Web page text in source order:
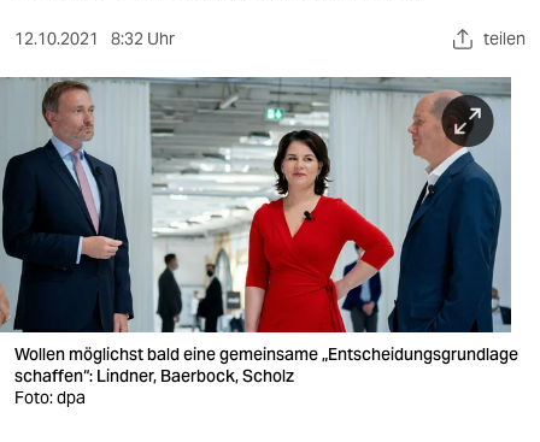
kultur
sport
berlin
nord
wahrheit
verlag
verlag
veranstaltungen
12.10.2021 8:32 Uhr teilen
Wollen möglichst bald eine gemeinsame „Entscheidungsgrundlage
schaffen“: Lindner, Baerbock, Scholz
Foto: dpa